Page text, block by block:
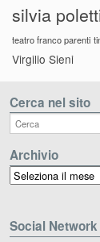
silvia
teatro franco parenti
Virgilio Sieni
Cerca nel sito
Archivio
Archivio
Social Network